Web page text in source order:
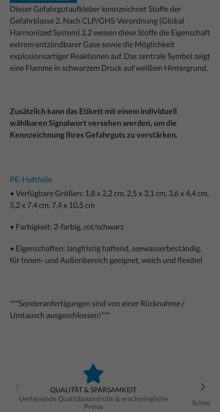
Dieser Gefahrgutaufkleber kennzeichnet Stoffe der
Gefahrklasse 2. Nach CLP/GHS-Verordnung (Global
Harmonized System) 2.2 weisen diese Stoffe die Eigenschaft
extrem entzündbarer Gase sowie die Möglichkeit
explosionsartiger Reaktionen auf. Das zentrale Symbol zeigt
eine Flamme in schwarzem Druck auf weißem Hintergrund.
Zusätzlich kann das Etikett mit einem individuell
wählbaren Signalwort versehen werden, um die
Kennzeichnung Ihres Gefahrguts zu verstärken.
PE-Haftfolie
• Verfügbare Größen: 1,8 x 2,2 cm, 2,5 x 3,1 cm, 3,6 x 4,4 cm,
5,2 x 7,4 cm, 7,4 x 10,5 cm
• Farbigkeit: 2-farbig, rot/schwarz
• Eigenschaften: langfristig haftend, seewasserbeständig,
für Innen- und Außenbereich geeignet, weich und flexibel
***Sonderanfertigungen sind von einer Rücknahme /
Umtausch ausgeschlossen!***
QUALITÄT & SPARSAMKEIT
Umfassende Qualitätskontrolle & erschwingliche
Preise
Schnelle